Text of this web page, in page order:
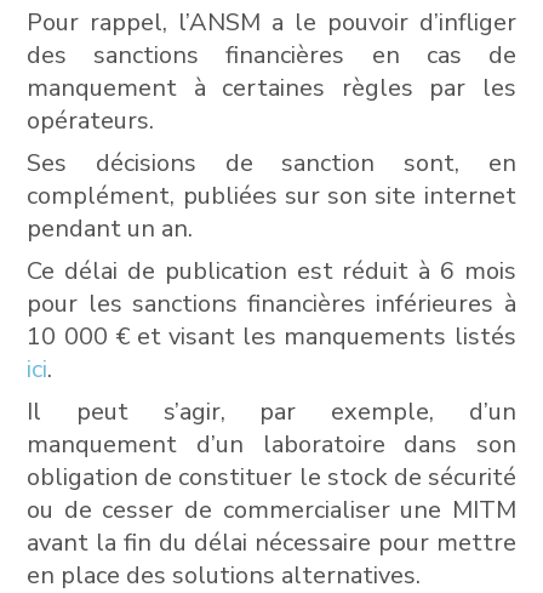
Pour rappel, l’ANSM a le pouvoir d’infliger
des sanctions financières en cas de
manquement à certaines règles par les
opérateurs.
Ses décisions de sanction sont, en
complément, publiées sur son site internet
pendant un an.
Ce délai de publication est réduit à 6 mois
pour les sanctions financières inférieures à
10 000 € et visant les manquements listés
ici.
Il peut s’agir, par exemple, d’un
manquement d’un laboratoire dans son
obligation de constituer le stock de sécurité
ou de cesser de commercialiser une MITM
avant la fin du délai nécessaire pour mettre
en place des solutions alternatives.